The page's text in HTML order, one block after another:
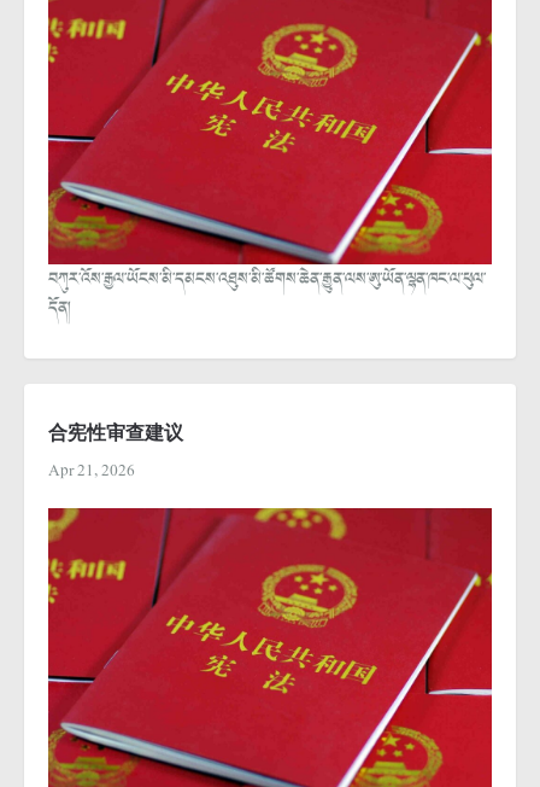
བཀུར་འོས་རྒྱལ་ཡོངས་མི་དམངས་འཐུས་མི་ཚོགས་ཆེན་རྒྱུན་ལས་ཨུ་ཡོན་ལྷན་ཁང་ལ་ཕུལ་
དོན།
合宪性审查建议
Apr 21, 2026